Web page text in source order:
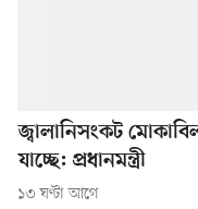
জ্বালানিসংকট
যাচ্ছে: প্রধানমন্ত্রী
১৩ ঘণ্টা আগে